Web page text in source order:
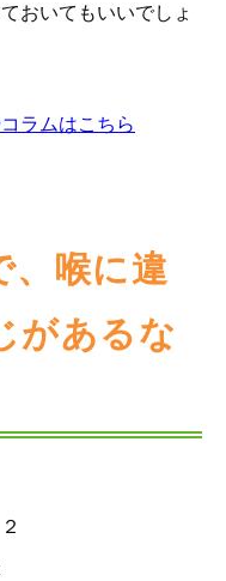
おいてもいいでしょ
ラムはこちら
、喉に違
があるな